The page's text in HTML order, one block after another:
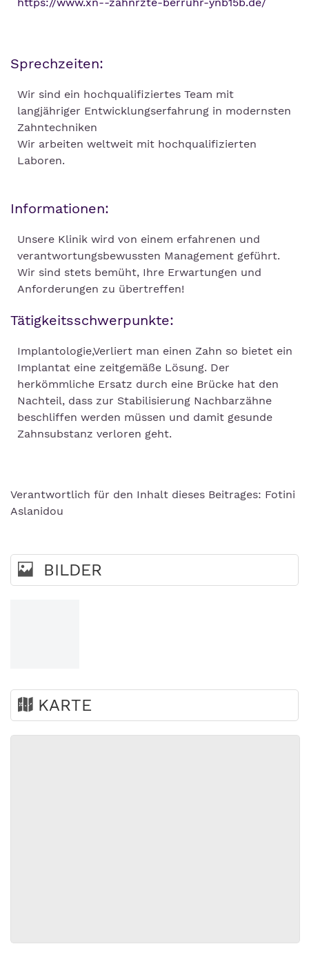
Sprechzeiten:
Wir sind ein hochqualifiziertes Team mit
langjähriger Entwicklungserfahrung in modernsten
Zahntechniken
Wir arbeiten weltweit mit hochqualifizierten
Laboren.
Informationen:
Unsere Klinik wird von einem erfahrenen und
verantwortungsbewussten Management geführt.
Wir sind stets bemüht, Ihre Erwartungen und
Anforderungen zu übertreffen!
Tätigkeitsschwerpunkte:
Implantologie,Verliert man einen Zahn so bietet ein
Implantat eine zeitgemäße Lösung. Der
herkömmliche Ersatz durch eine Brücke hat den
Nachteil, dass zur Stabilisierung Nachbarzähne
beschliffen werden müssen und damit gesunde
Zahnsubstanz verloren geht.
Verantwortlich für den Inhalt dieses Beitrages: Fotini
Aslanidou
BILDER
KARTE